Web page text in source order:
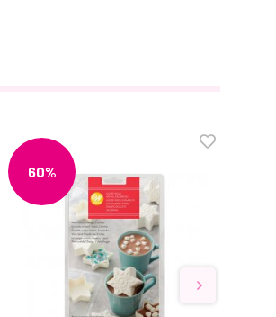
60%